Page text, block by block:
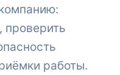
проверить
работы.